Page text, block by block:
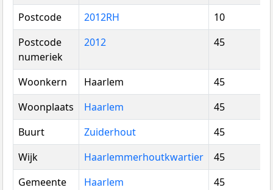
Postcode
2012RH
10
Postcode
numeriek
2012 45
Woonkern Haarlem
45
Woonplaats
Haarlem
45
Buurt
Zuiderhout
45
Wijk
Haarlemmerhoutkwartier
45
Gemeente
Haarlem
45